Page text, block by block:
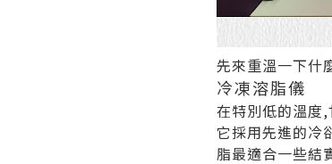
先來重溫一下什
冷凍溶脂儀
在特別低的溫度
它採用先進的冷
脂最適合一些結